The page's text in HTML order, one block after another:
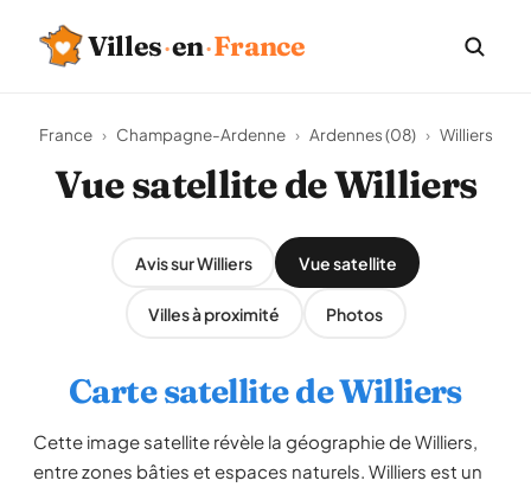
Villes·en·France
France › Champagne-Ardenne › Ardennes (08) › Williers
Vue satellite de Williers
Avis sur Williers Vue satellite
Villes à proximité Photos
Carte satellite de Williers
Cette image satellite révèle la géographie de Williers,
entre zones bâties et espaces naturels. Williers est un